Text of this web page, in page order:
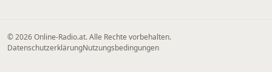
© 2026 Online‑Radio.at. Alle Rechte vorbehalten.
DatenschutzerklärungNutzungsbedingungen